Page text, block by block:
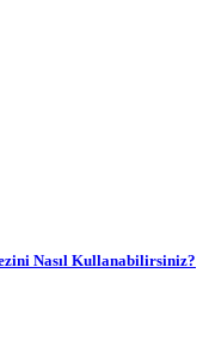
Nasıl Kullanabilirsiniz?